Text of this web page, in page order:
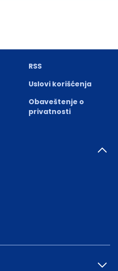
RSS
Uslovi korišćenja
Obaveštenje o
privatnosti